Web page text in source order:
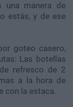
manera de
estás, y de ese
goteo casero,
Las botellas
refresco de 2
a la hora de
con la estaca.